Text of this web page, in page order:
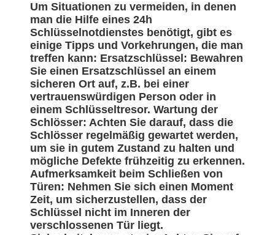
Um Situationen zu vermeiden, in denen
man die Hilfe eines 24h
Schlüsselnotdienstes benötigt, gibt es
einige Tipps und Vorkehrungen, die man
treffen kann: Ersatzschlüssel: Bewahren
Sie einen Ersatzschlüssel an einem
sicheren Ort auf, z.B. bei einer
vertrauenswürdigen Person oder in
einem Schlüsseltresor. Wartung der
Schlösser: Achten Sie darauf, dass die
Schlösser regelmäßig gewartet werden,
um sie in gutem Zustand zu halten und
mögliche Defekte frühzeitig zu erkennen.
Aufmerksamkeit beim Schließen von
Türen: Nehmen Sie sich einen Moment
Zeit, um sicherzustellen, dass der
Schlüssel nicht im Inneren der
verschlossenen Tür liegt.